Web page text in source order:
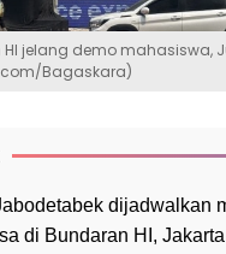
jelang demo mahasiswa,
Bagaskara)
dijadwalkan
di Bundaran HI,